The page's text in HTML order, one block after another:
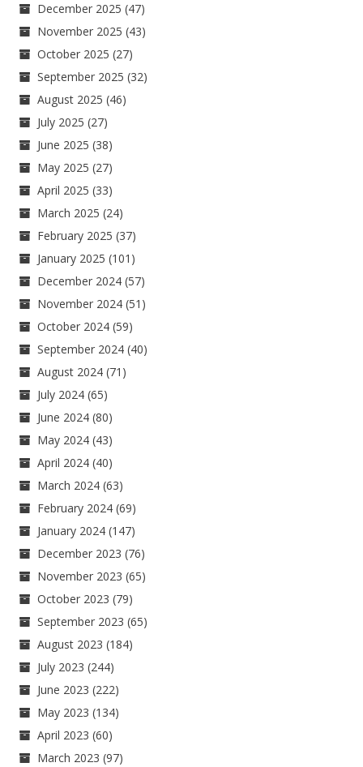
December 2025 (47)
November 2025 (43)
October 2025 (27)
September 2025 (32)
August 2025 (46)
July 2025 (27)
June 2025 (38)
May 2025 (27)
April 2025 (33)
March 2025 (24)
February 2025 (37)
January 2025 (101)
December 2024 (57)
November 2024 (51)
October 2024 (59)
September 2024 (40)
August 2024 (71)
July 2024 (65)
June 2024 (80)
May 2024 (43)
April 2024 (40)
March 2024 (63)
February 2024 (69)
January 2024 (147)
December 2023 (76)
November 2023 (65)
October 2023 (79)
September 2023 (65)
August 2023 (184)
July 2023 (244)
June 2023 (222)
May 2023 (134)
April 2023 (60)
March 2023 (97)